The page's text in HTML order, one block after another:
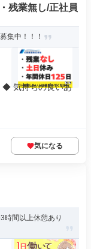
残業無し/正社員
集中！！！
◆ 気持ちの良いあ
気になる
間以上休憩あり